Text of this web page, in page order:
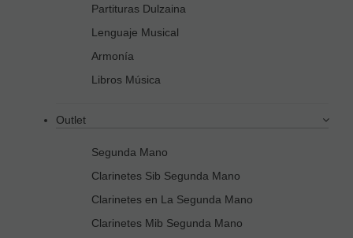
Partituras Dulzaina
Lenguaje Musical
Armonía
Libros Música
Outlet
Segunda Mano
Clarinetes Sib Segunda Mano
Clarinetes en La Segunda Mano
Clarinetes Mib Segunda Mano